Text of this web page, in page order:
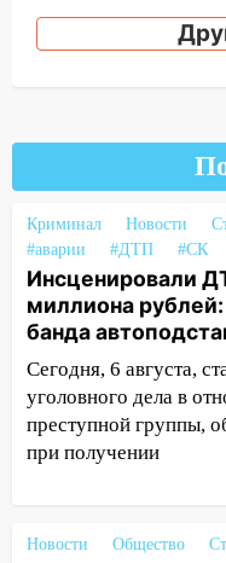
12:28 Миллион
Ульяновской
12:10
120 тысяч долга
11:49
Снят
опасность» на
области
11:30 Кабмин
2027 года
бензина Евро 2,
11:12
Соцсети:
врезался в
Где есть
10:16
Криминал Новости
#аварии
#ДТП #СК
Инсценировали
миллиона
банда
Сегодня, 6 августа,
уголовного дела в
преступной группы,
при получении
Новости Общество